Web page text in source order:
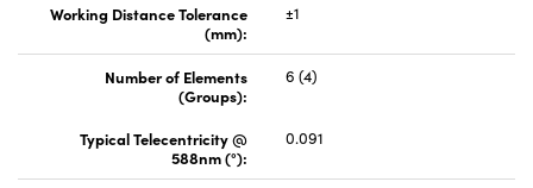
Working Distance Tolerance
(mm):
±1
Number of Elements
(Groups):
6 (4)
Typical Telecentricity @
588nm (°):
0.091